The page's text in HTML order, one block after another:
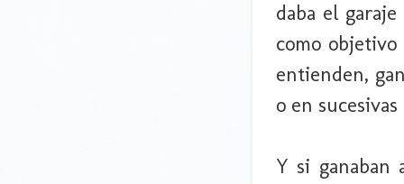
daba el
como
entienden,
o en
Y si